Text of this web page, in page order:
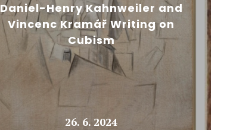
Daniel-Henry Kahnweiler and
Vincenc Kramář Writing on
Cubism
26. 6. 2024